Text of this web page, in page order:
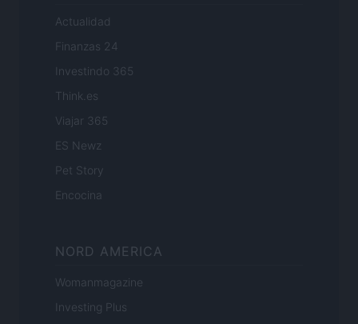
Actualidad
Finanzas 24
Investindo 365
Think.es
Viajar 365
ES Newz
Pet Story
Encocina
NORD AMERICA
Womanmagazine
Investing Plus